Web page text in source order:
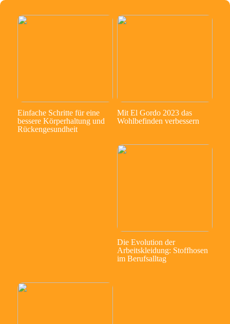
Einfache Schritte für eine
bessere Körperhaltung und
Rückengesundheit
Mit El Gordo 2023 das
Wohlbefinden verbessern
Die Evolution der
Arbeitskleidung: Stoffhosen
im Berufsalltag